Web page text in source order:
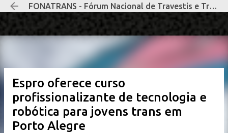
Pular para o conteúdo principal
FONATRANS - Fórum Nacional de Travestis e Transexuais Negras e Negros
Espro oferece curso
profissionalizante de tecnologia e
robótica para jovens trans em
Porto Alegre